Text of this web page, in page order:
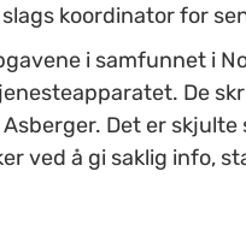
koordinator for
i samfunnet i
De
Det er skjulte
ved å gi saklig info,